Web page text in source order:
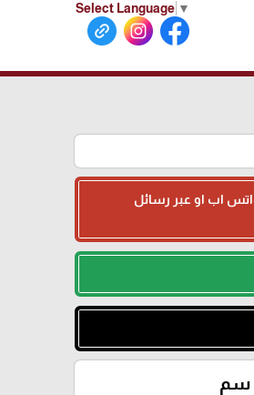
Select Language ▼
اب او عبر رسائل